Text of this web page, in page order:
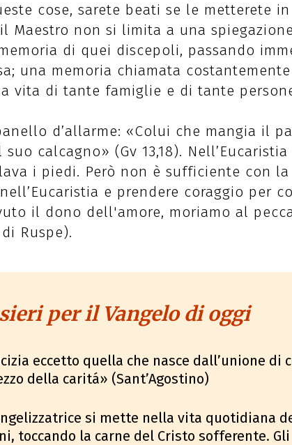
cose, sarete beati se le metterete
il Maestro non si limita a una
di quei discepoli, passando
una memoria chiamata costantemente
vita di tante famiglie e di tante
d’allarme: «Colui che mangia il
calcagno» (Gv 13,18).
i piedi. Però non è sufficiente con la
e prendere coraggio per
il dono dell'amore, moriamo al
Ruspe).
per il Vangelo di oggi
eccetto quella che nasce dall’unione di
della caritá» (Sant’Agostino)
si mette nella vita quotidiana
toccando la carne del Cristo sofferente. Gli